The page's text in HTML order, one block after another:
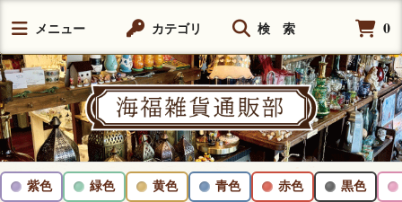
メニュー カテゴリ 検 索 0
紫色 緑色 黄色 青色 赤色 黒色